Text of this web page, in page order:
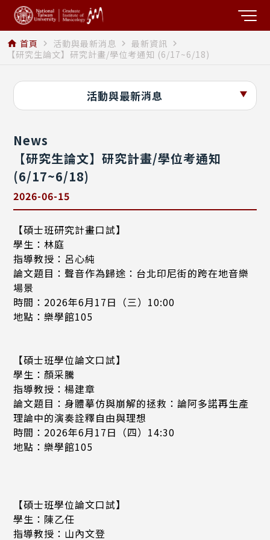
home 首頁 navigate_next 活動與最新消息 navigate_next 最新資訊 navigate_next
【研究生論文】研究計畫/學位考通知 (6/17~6/18)
活動與最新消息
News
【研究生論文】研究計畫/學位考通知
(6/17~6/18)
2026-06-15
【碩士班研究計畫口試】
學生：林庭
指導教授：呂心純
論文題目：聲音作為歸途：台北印尼街的跨在地音樂
場景
時間：2026年6月17日（三）10:00
地點：樂學館105
【碩士班學位論文口試】
學生：顏采騰
指導教授：楊建章
論文題目：身體摹仿與崩解的拯救：論阿多諾再生產
理論中的演奏詮釋自由與理想
時間：2026年6月17日（四）14:30
地點：樂學館105
【碩士班學位論文口試】
學生：陳乙任
指導教授：山內文登